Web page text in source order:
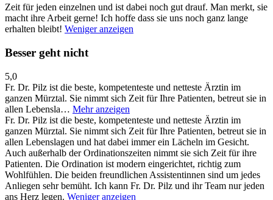
Zeit für jeden einzelnen und ist dabei noch gut drauf. Man merkt, sie
macht ihre Arbeit gerne! Ich hoffe dass sie uns noch ganz lange
erhalten bleibt! Weniger anzeigen
Besser geht nicht
5,0
Fr. Dr. Pilz ist die beste, kompetenteste und netteste Ärztin im
ganzen Mürztal. Sie nimmt sich Zeit für Ihre Patienten, betreut sie in
allen Lebensla… Mehr anzeigen
Fr. Dr. Pilz ist die beste, kompetenteste und netteste Ärztin im
ganzen Mürztal. Sie nimmt sich Zeit für Ihre Patienten, betreut sie in
allen Lebenslagen und hat dabei immer ein Lächeln im Gesicht.
Auch außerhalb der Ordinationszeiten nimmt sie sich Zeit für ihre
Patienten. Die Ordination ist modern eingerichtet, richtig zum
Wohlfühlen. Die beiden freundlichen Assistentinnen sind um jedes
Anliegen sehr bemüht. Ich kann Fr. Dr. Pilz und ihr Team nur jeden
ans Herz legen. Weniger anzeigen